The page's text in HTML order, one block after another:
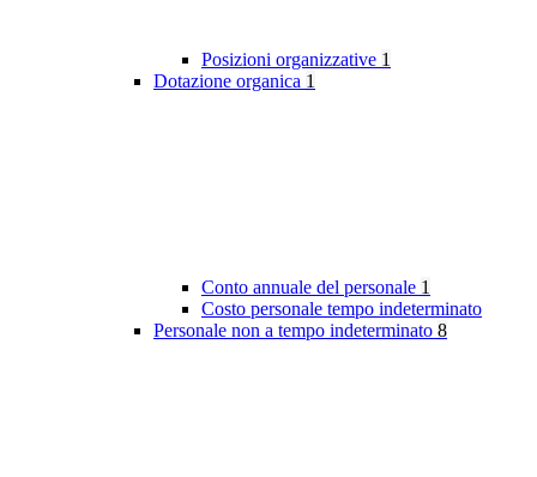
Posizioni organizzative 1
Dotazione organica 1
Conto annuale del personale 1
Costo personale tempo indeterminato
Personale non a tempo indeterminato 8